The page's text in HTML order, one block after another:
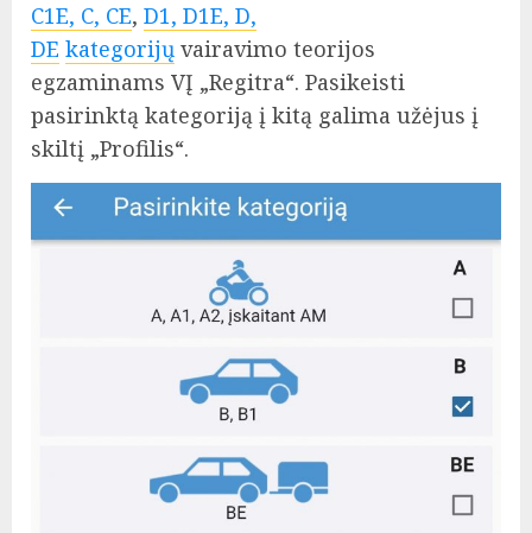
C1E, C, CE, D1, D1E, D,
DE kategorijų vairavimo teorijos
egzaminams VĮ „Regitra“. Pasikeisti
pasirinktą kategoriją į kitą galima užėjus į
skiltį „Profilis“.